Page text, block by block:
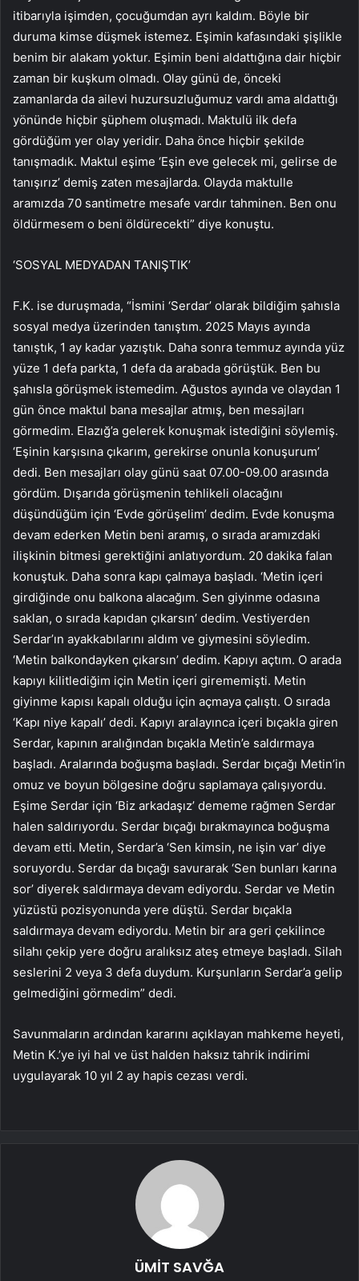
itibarıyla işimden, çocuğumdan ayrı kaldım. Böyle bir
duruma kimse düşmek istemez. Eşimin kafasındaki şişlikle
benim bir alakam yoktur. Eşimin beni aldattığına dair hiçbir
zaman bir kuşkum olmadı. Olay günü de, önceki
zamanlarda da ailevi huzursuzluğumuz vardı ama aldattığı
yönünde hiçbir şüphem oluşmadı. Maktulü ilk defa
gördüğüm yer olay yeridir. Daha önce hiçbir şekilde
tanışmadık. Maktul eşime ‘Eşin eve gelecek mi, gelirse de
tanışırız’ demiş zaten mesajlarda. Olayda maktulle
aramızda 70 santimetre mesafe vardır tahminen. Ben onu
öldürmesem o beni öldürecekti” diye konuştu.
‘SOSYAL MEDYADAN TANIŞTIK’
F.K. ise duruşmada, “İsmini ‘Serdar’ olarak bildiğim şahısla
sosyal medya üzerinden tanıştım. 2025 Mayıs ayında
tanıştık, 1 ay kadar yazıştık. Daha sonra temmuz ayında yüz
yüze 1 defa parkta, 1 defa da arabada görüştük. Ben bu
şahısla görüşmek istemedim. Ağustos ayında ve olaydan 1
gün önce maktul bana mesajlar atmış, ben mesajları
görmedim. Elazığ’a gelerek konuşmak istediğini söylemiş.
‘Eşinin karşısına çıkarım, gerekirse onunla konuşurum’
dedi. Ben mesajları olay günü saat 07.00-09.00 arasında
gördüm. Dışarıda görüşmenin tehlikeli olacağını
düşündüğüm için ‘Evde görüşelim’ dedim. Evde konuşma
devam ederken Metin beni aramış, o sırada aramızdaki
ilişkinin bitmesi gerektiğini anlatıyordum. 20 dakika falan
konuştuk. Daha sonra kapı çalmaya başladı. ‘Metin içeri
girdiğinde onu balkona alacağım. Sen giyinme odasına
saklan, o sırada kapıdan çıkarsın’ dedim. Vestiyerden
Serdar’ın ayakkabılarını aldım ve giymesini söyledim.
‘Metin balkondayken çıkarsın’ dedim. Kapıyı açtım. O arada
kapıyı kilitlediğim için Metin içeri girememişti. Metin
giyinme kapısı kapalı olduğu için açmaya çalıştı. O sırada
‘Kapı niye kapalı’ dedi. Kapıyı aralayınca içeri bıçakla giren
Serdar, kapının aralığından bıçakla Metin’e saldırmaya
başladı. Aralarında boğuşma başladı. Serdar bıçağı Metin’in
omuz ve boyun bölgesine doğru saplamaya çalışıyordu.
Eşime Serdar için ‘Biz arkadaşız’ dememe rağmen Serdar
halen saldırıyordu. Serdar bıçağı bırakmayınca boğuşma
devam etti. Metin, Serdar’a ‘Sen kimsin, ne işin var’ diye
soruyordu. Serdar da bıçağı savurarak ‘Sen bunları karına
sor’ diyerek saldırmaya devam ediyordu. Serdar ve Metin
yüzüstü pozisyonunda yere düştü. Serdar bıçakla
saldırmaya devam ediyordu. Metin bir ara geri çekilince
silahı çekip yere doğru aralıksız ateş etmeye başladı. Silah
seslerini 2 veya 3 defa duydum. Kurşunların Serdar’a gelip
gelmediğini görmedim” dedi.
Savunmaların ardından kararını açıklayan mahkeme heyeti,
Metin K.’ye iyi hal ve üst halden haksız tahrik indirimi
uygulayarak 10 yıl 2 ay hapis cezası verdi.
ÜMİT SAVĞA